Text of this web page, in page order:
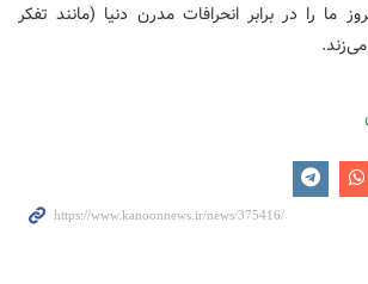
ما را در برابر انحرافات مدرن دنیا (مانند تفکر